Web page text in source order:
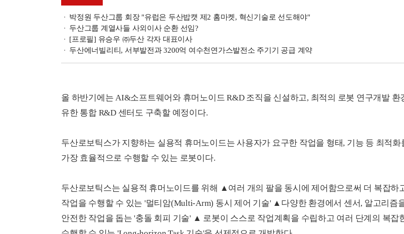
박정원 두산그룹 회장 "유럽은 두산밥캣 제2 홈마켓, 혁신기술로 선도해야"
두산그룹 계열사들 사외이사 순환 선임?
[프로필] 유승우 ㈜두산 각자 대표이사
두산에너빌리티, 서부발전과 3200억 여수천연가스발전소 주기기 공급 계약
올 하반기에는 AI&소프트웨어와 휴머노이드 R&D 조직을 신설하고, 최적의 로봇 연구개발 환
유한 통합 R&D 센터도 구축할 예정이다.
두산로보틱스가 지향하는 실용적 휴머노이드는 사용자가 요구한 작업을 형태, 기능 등 최적화
가장 효율적으로 수행할 수 있는 로봇이다.
두산로보틱스는 실용적 휴머노이드를 위해 ▲여러 개의 팔을 동시에 제어함으로써 더 복잡하
작업을 수행할 수 있는 '멀티암(Multi-Arm) 동시 제어 기술' ▲다양한 환경에서 센서, 알고리즘
안전한 작업을 돕는 '충돌 회피 기술' ▲ 로봇이 스스로 작업계획을 수립하고 여러 단계의 복잡